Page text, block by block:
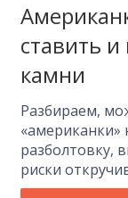
ставить
камни
Разбираем,
«американки»
разболтовку,
риски